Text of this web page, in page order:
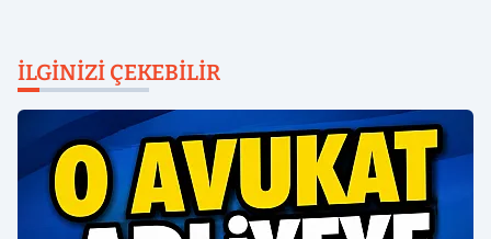
İLGINIZI ÇEKEBILIR